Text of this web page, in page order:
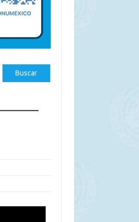
Buscar